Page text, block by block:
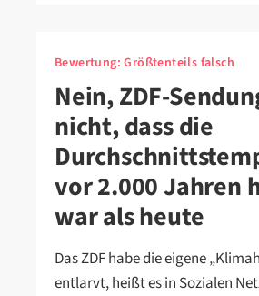
Bewertung:Größtenteils falsch
Nein, ZDF-
nicht, dass die
vor 2.000 Jahren
war als heute
Das ZDF habe die eigene
entlarvt, heißt es in Sozialen